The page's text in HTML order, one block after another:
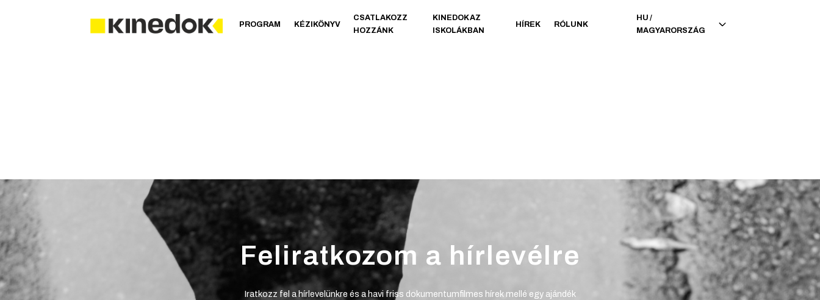
PROGRAM KÉZIKÖNYV
CSATLAKOZZ
HOZZÁNK
KINEDOK AZ
ISKOLÁKBAN
HÍREK RÓLUNK
HU /
MAGYARORSZÁG
Feliratkozom a hírlevélre
Iratkozz fel a hírlevelünkre és a havi friss dokumentumfilmes hírek mellé egy ajándék